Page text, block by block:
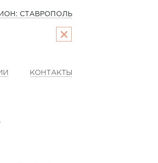
СТАВРОПОЛЬ
КОНТАКТЫ